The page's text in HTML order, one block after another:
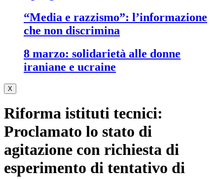
“media e razzismo”: l’informazione
che non discrimina
8 marzo: solidarietà alle donne
iraniane e ucraine
X
Riforma istituti tecnici:
Proclamato lo stato di
agitazione con richiesta di
esperimento di tentativo di